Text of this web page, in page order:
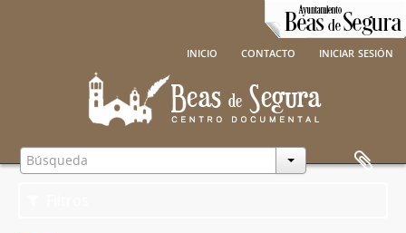
inicio contacto iniciar sesión